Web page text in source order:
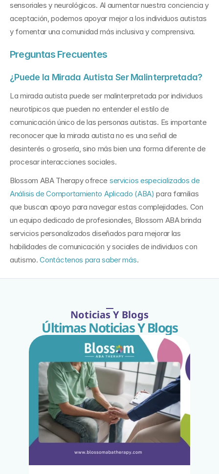
sensoriales y neurológicos. Al aumentar nuestra conciencia y
aceptación, podemos apoyar mejor a los individuos autistas
y fomentar una comunidad más inclusiva y comprensiva.
Preguntas Frecuentes
¿Puede la Mirada Autista Ser Malinterpretada?
La mirada autista puede ser malinterpretada por individuos
neurotípicos que pueden no entender el estilo de
comunicación único de las personas autistas. Es importante
reconocer que la mirada autista no es una señal de
desinterés o grosería, sino más bien una forma diferente de
procesar interacciones sociales.
Blossom ABA Therapy ofrece servicios especializados de
Análisis de Comportamiento Aplicado (ABA) para familias
que buscan apoyo para navegar estas complejidades. Con
un equipo dedicado de profesionales, Blossom ABA brinda
servicios personalizados diseñados para mejorar las
habilidades de comunicación y sociales de individuos con
autismo. Contáctenos para saber más.
Noticias Y Blogs
Últimas Noticias Y Blogs